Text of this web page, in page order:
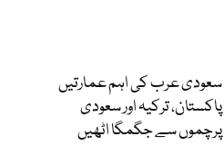
سعودی عرب کی اہم عمارتیں
پاکستان، ترکیہ اور سعودی
پرچموں سے جگمگا اٹھیں